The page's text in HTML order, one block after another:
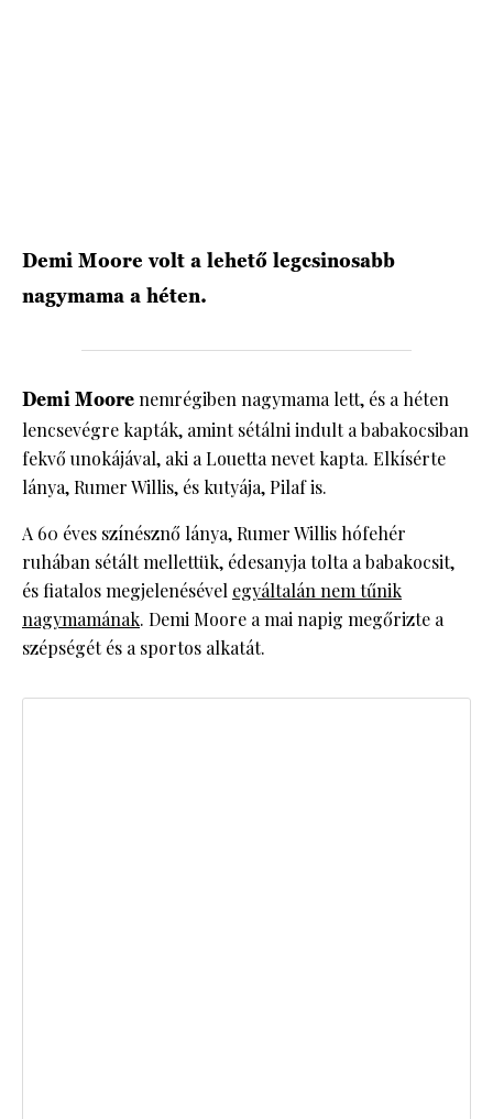
Demi Moore volt a lehető legcsinosabb
nagymama a héten.
Demi Moorenemrégiben nagymama lett, és a héten
lencsevégre kapták, amint sétálni indult a babakocsiban
fekvő unokájával, aki a Louetta nevet kapta. Elkísérte
lánya, Rumer Willis, és kutyája, Pilaf is.
A 60 éves színésznő lánya, Rumer Willis hófehér
ruhában sétált mellettük, édesanyja tolta a babakocsit,
és fiatalos megjelenésével egyáltalán nem tűnik
nagymamának. Demi Moore a mai napig megőrizte a
szépségét és a sportos alkatát.